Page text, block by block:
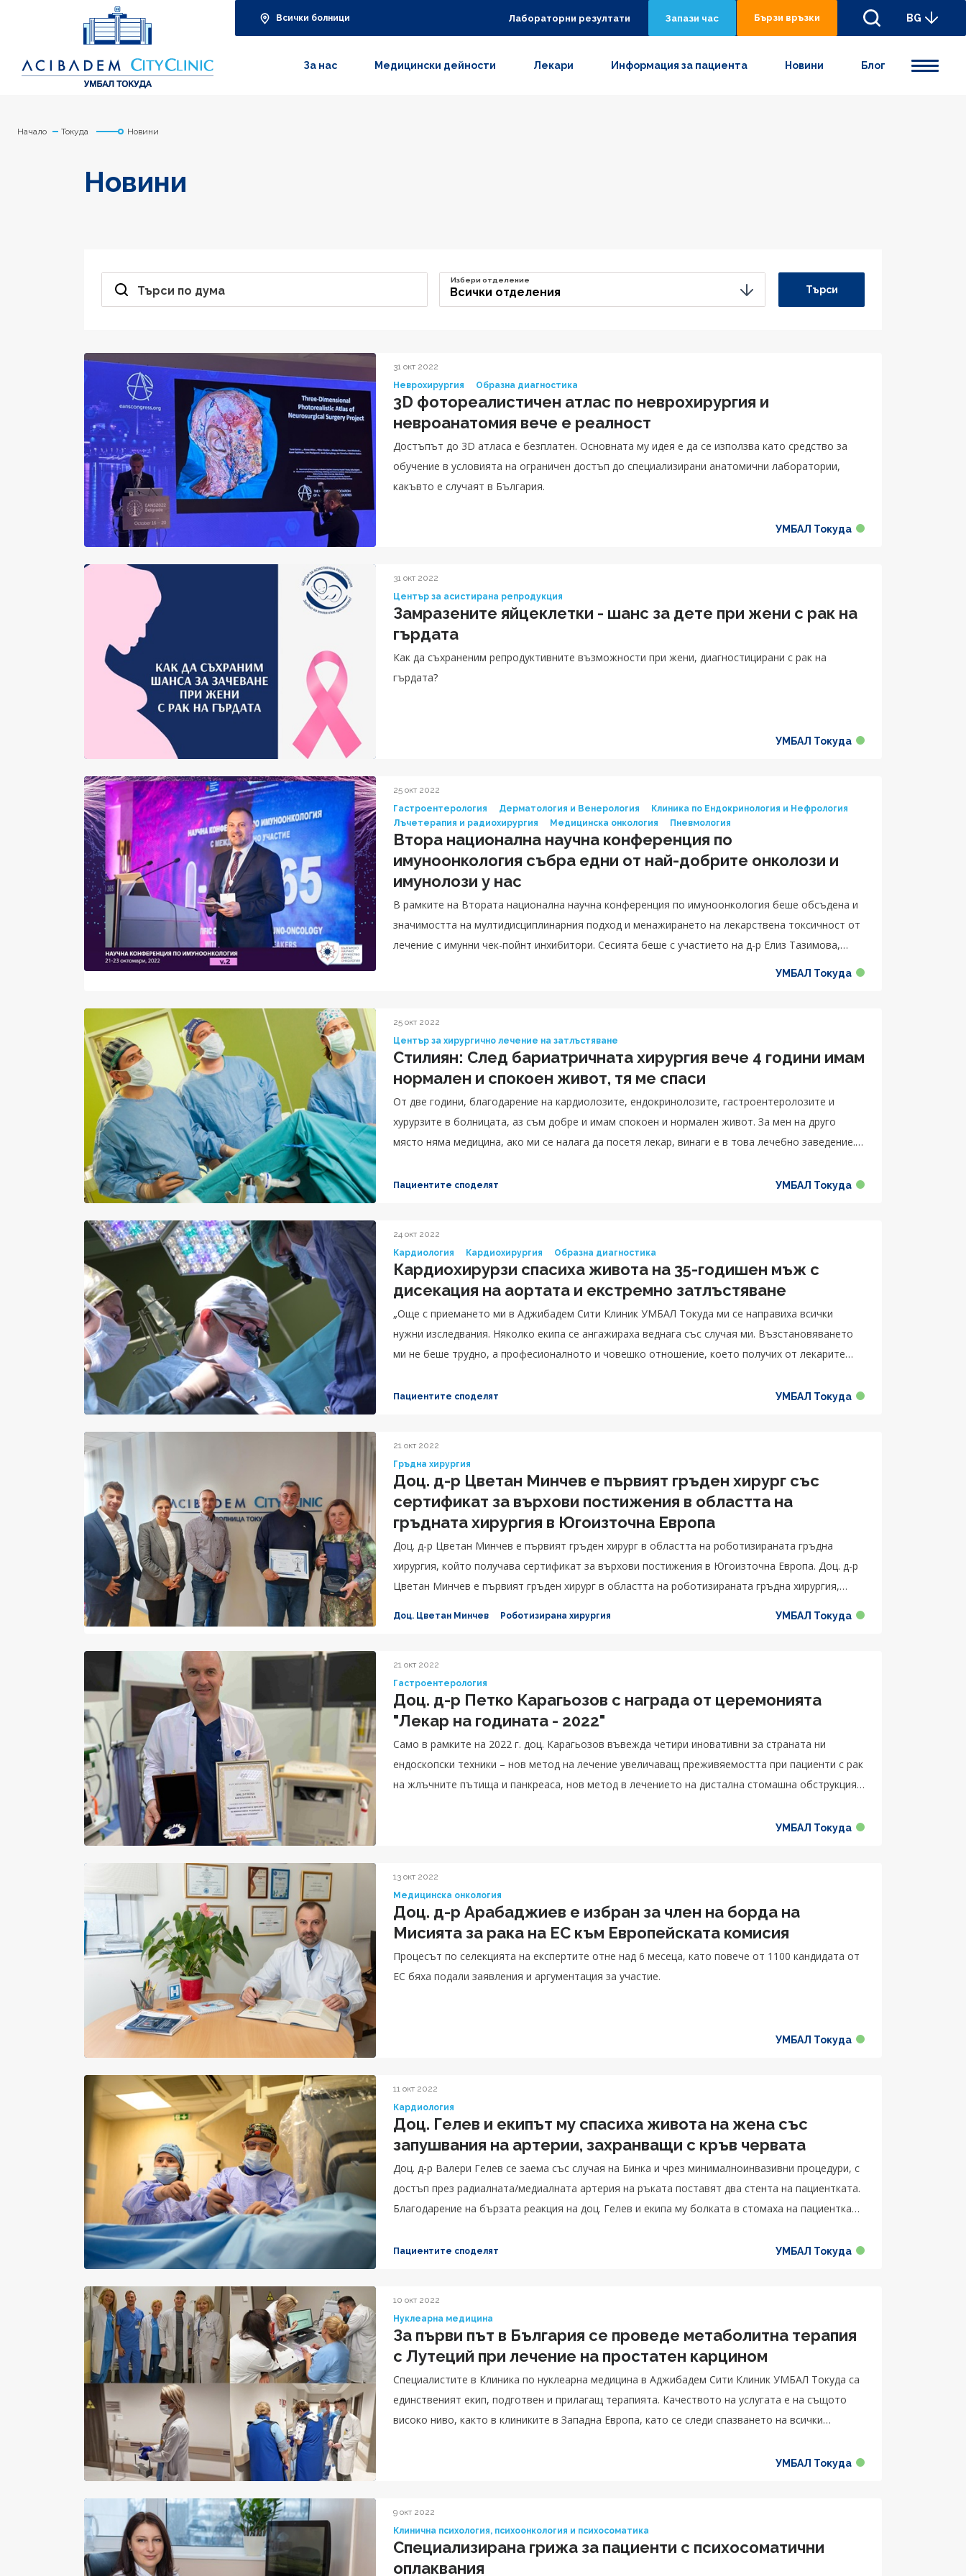
Всички болници Лабораторни резултати Запази час Бързи връзки BG
За нас Медицински дейности Лекари Информация за пациента Новини Блог
Начало Токуда Новини
Новини
Търси по дума Всички отделения
Избери отделение
Търси
31 окт 2022
Неврохирургия
Образна диагностика
3D фотореалистичен атлас по неврохирургия и
невроанатомия вече е реалност
Достъпът до 3D атласа е безплатен. Основната му идея е да се използва като средство за
обучение в условията на ограничен достъп до специализирани анатомични лаборатории,
какъвто е случаят в България.
УМБАЛ Токуда
31 окт 2022
Център за асистирана репродукция
Замразените яйцеклетки - шанс за дете при жени с рак на
гърдата
Как да съхраненим репродуктивните възможности при жени, диагностицирани с рак на
УМБАЛ Токуда
25 окт 2022
Гастроентерология
Дерматология и Венерология
Клиника по Ендокринология и Нефрология
Лъчетерапия и радиохирургия
Медицинска онкология Пневмология
Втора национална научна конференция по
имуноонкология събра едни от най-добрите онколози и
имунолози у нас
В рамките на Втората национална научна конференция по имуноонкология беше обсъдена и
значимостта на мултидисциплинарния подход и менажирането на лекарствена токсичност от
лечение с имунни чек-пойнт инхибитори. Сесията беше с участието на д-р Елиз Тазимова,
д-р Мария Калинкова, специалист в Отделение по ендокринология.
УМБАЛ Токуда
25 окт 2022
Център за хирургично лечение на затлъстяване
Стилиян: След бариатричната хирургия вече 4 години имам
нормален и спокоен живот, тя ме спаси
От две години, благодарение на кардиолозите, ендокринолозите, гастроентеролозите и
хурурзите в болницата, аз съм добре и имам спокоен и нормален живот. За мен на друго
място няма медицина, ако ми се налага да посетя лекар, винаги е в това лечебно заведение.
болници, професионално се работи само там.“, споделя с благодарност Стилиян.
Пациентите споделят УМБАЛ Токуда
24 окт 2022
Кардиология
Кардиохирургия Образна диагностика
Кардиохирурзи спасиха живота на 35-годишен мъж с
дисекация на аортата и екстремно затлъстяване
„Още с приемането ми в Аджибадем Сити Клиник УМБАЛ Токуда ми се направиха всички
нужни изследвания. Няколко екипа се ангажираха веднага със случая ми. Възстановяването
ми не беше трудно, а професионалното и човешко отношение, което получих от лекарите
кръвно, но не бях ходил на кардиолог от много време, изобщо не се проследявах.
Пациентите споделят УМБАЛ Токуда
21 окт 2022
Гръдна хирургия
Доц. д-р Цветан Минчев е първият гръден хирург със
сертификат за върхови постижения в областта на
гръдната хирургия в Югоизточна Европа
Доц. д-р Цветан Минчев е първият гръден хирург в областта на роботизираната гръдна
хирургия, който получава сертификат за върхови постижения в Югоизточна Европа. Доц. д-р
Цветан Минчев е първият гръден хирург в областта на роботизираната гръдна хирургия,
Доц. Цветан Минчев Роботизирана хирургия УМБАЛ Токуда
21 окт 2022
Гастроентерология
Доц. д-р Петко Карагьозов с награда от церемонията
"Лекар на годината - 2022"
Само в рамките на 2022 г. доц. Карагьозов въвежда четири иновативни за страната ни
ендоскопски техники – нов метод на лечение увеличаващ преживяемостта при пациенти с рак
на жлъчните пътища и панкреаса, нов метод в лечението на дистална стомашна обструкция,
УМБАЛ Токуда
13 окт 2022
Медицинска онкология
Доц. д-р Арабаджиев е избран за член на борда на
Мисията за рака на ЕС към Европейската комисия
Процесът по селекцията на експертите отне над 6 месеца, като повече от 1100 кандидата от
ЕС бяха подали заявления и аргументация за участие.
УМБАЛ Токуда
11 окт 2022
Кардиология
Доц. Гелев и екипът му спасиха живота на жена със
запушвания на артерии, захранващи с кръв червата
Доц. д-р Валери Гелев се заема със случая на Бинка и чрез минималноинвазивни процедури, с
достъп през радиалната/медиалната артерия на ръката поставят два стента на пациентката.
Благодарение на бързата реакция на доц. Гелев и екипа му болката в стомаха на пациентката
Пациентите споделят УМБАЛ Токуда
10 окт 2022
Нуклеарна медицина
За първи път в България се проведе метаболитна терапия
с Лутеций при лечение на простатен карцином
Специалистите в Клиника по нуклеарна медицина в Аджибадем Сити Клиник УМБАЛ Токуда са
единственият екип, подготвен и прилагащ терапията. Качеството на услугата е на същото
високо ниво, както в клиниките в Западна Европа, като се следи спазването на всички
УМБАЛ Токуда
9 окт 2022
Клинична психология, психоонкология и психосоматика
Специализирана грижа за пациенти с психосоматични
оплаквания